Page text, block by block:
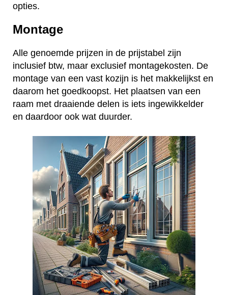
opties.
Montage
Alle genoemde prijzen in de prijstabel zijn
inclusief btw, maar exclusief montagekosten. De
montage van een vast kozijn is het makkelijkst en
daarom het goedkoopst. Het plaatsen van een
raam met draaiende delen is iets ingewikkelder
en daardoor ook wat duurder.